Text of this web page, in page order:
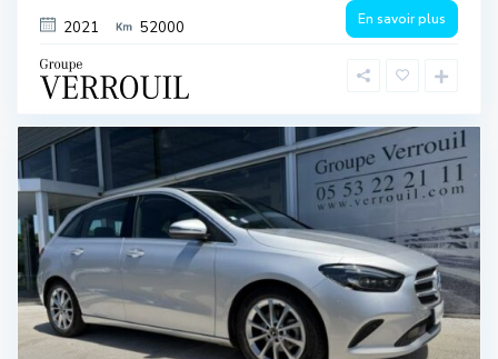
2021 52000 En savoir plus